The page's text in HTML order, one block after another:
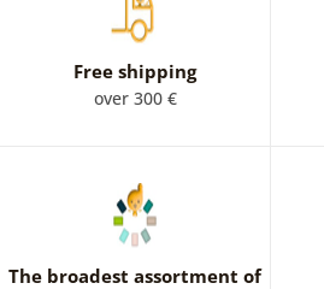
Free shipping
over 300 €
The broadest assortment of